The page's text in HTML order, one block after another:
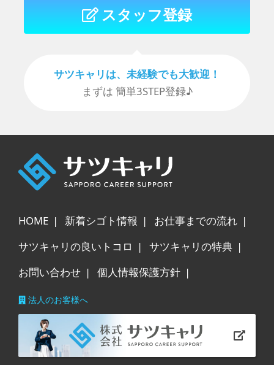
スタッフ登録
サツキャリは、未経験でも⼤歓迎！
まずは 簡単3STEP登録♪
HOME 新着シゴト情報
お仕事までの流れ
サツキャリの良いトコロ
サツキャリの特典
お問い合わせ
個人情報保護方針
法人のお客様へ